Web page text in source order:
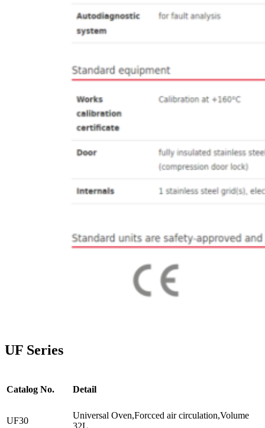
UF Series
Catalog No. Detail
UF30
Universal Oven,Forcced air circulation,Volume